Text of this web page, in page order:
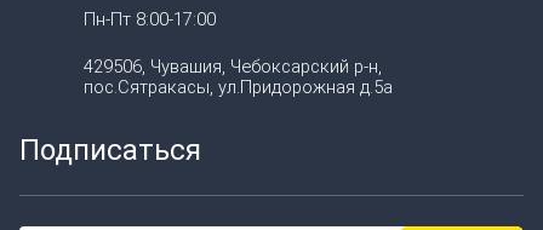
Пн-Пт 8:00-17:00
429506, Чувашия, Чебоксарский р-н,
пос.Сятракасы, ул.Придорожная д.5а
Подписаться